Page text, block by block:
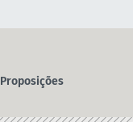
Proposições